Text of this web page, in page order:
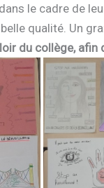
le cadre de
qualité. Un
du collège,